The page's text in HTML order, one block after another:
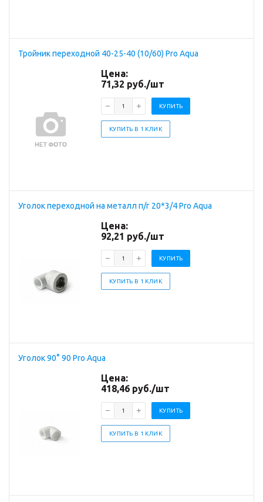
Тройник переходной 40-25-40 (10/60) Pro Aqua
Цена:
71,32 руб./шт
КУПИТЬ
КУПИТЬ В 1 КЛИК
Уголок переходной на металл п/г 20*3/4 Pro Aqua
Цена:
92,21 руб./шт
КУПИТЬ
КУПИТЬ В 1 КЛИК
Уголок 90° 90 Pro Aqua
Цена:
418,46 руб./шт
КУПИТЬ
КУПИТЬ В 1 КЛИК